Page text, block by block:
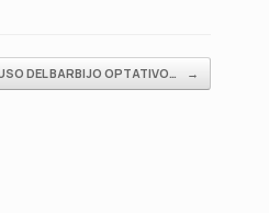
DEL BARBIJO OPTATIVO… →